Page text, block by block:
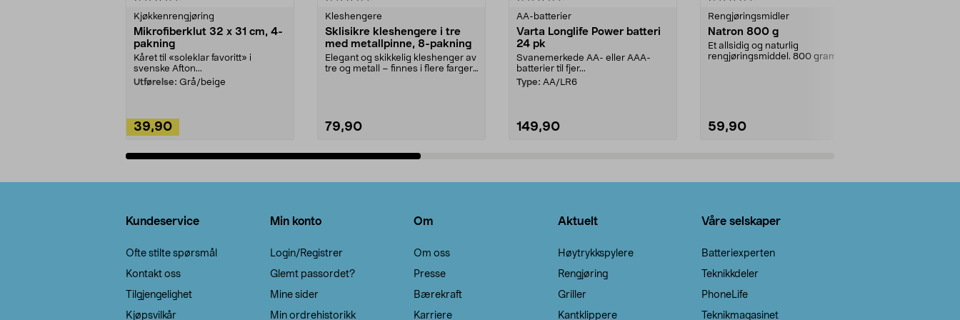
Kjøkkenrengjøring
Mikrofiberklut 32 x 31 cm, 4-
pakning
Kåret til «soleklar favoritt» i
svenske Afton...
Utførelse: Grå/beige
39,90
Kleshengere
Sklisikre kleshengere i tre
med metallpinne, 8-pakning
Elegant og skikkelig kleshenger av
tre og metall – finnes i flere farger.
79,90
AA-batterier
Varta Longlife Power batteri
24 pk
Svanemerkede AA- eller AAA-
batterier til fjer...
Type: AA/LR6
149,90
Rengjøringsmidler
Natron 800 g
Et allsidig og naturlig
rengjøringsmiddel. 800 gram
59,90
Kundeservice
Ofte stilte spørsmål
Kontakt oss
Tilgjengelighet
Kjøpsvilkår
Min konto
Login/Registrer
Glemt passordet?
Mine sider
Min ordrehistorikk
Om
Om oss
Presse
Bærekraft
Karriere
Aktuelt
Høytrykkspylere
Rengjøring
Griller
Kantklippere
Våre selskaper
Batteriexperten
Teknikkdeler
PhoneLife
Teknikmagasinet